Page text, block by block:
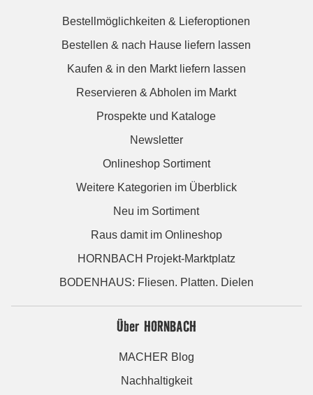
Bestellmöglichkeiten & Lieferoptionen
Bestellen & nach Hause liefern lassen
Kaufen & in den Markt liefern lassen
Reservieren & Abholen im Markt
Prospekte und Kataloge
Newsletter
Onlineshop Sortiment
Weitere Kategorien im Überblick
Neu im Sortiment
Raus damit im Onlineshop
HORNBACH Projekt-Marktplatz
BODENHAUS: Fliesen. Platten. Dielen
Über HORNBACH
MACHER Blog
Nachhaltigkeit